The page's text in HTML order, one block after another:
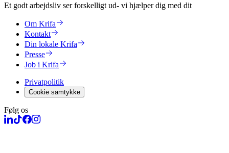
Et godt arbejdsliv ser forskelligt ud- vi hjælper dig med dit
Om Krifa
Kontakt
Din lokale Krifa
Presse
Job i Krifa
Privatpolitik
Cookie samtykke
Følg os